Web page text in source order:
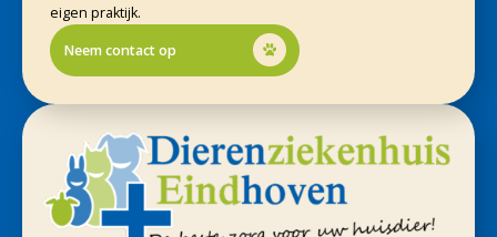
eigen praktijk.
Neem contact op